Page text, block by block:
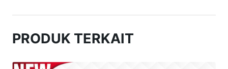
1
PRODUK TERKAIT